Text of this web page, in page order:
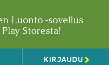
Luonto -sovellus
Storesta!
KIRJAUDU